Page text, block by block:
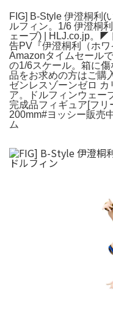
FIG] B-Style 伊澄桐利(
ルフィン。1/6 伊澄桐
ェーブ) | HLJ.co.jp。
告PV『伊澄桐利（ホワ
Amazonタイムセール
の1/6スケール。箱に
品をお求めの方はご購
ゼンレスゾーンゼロ カ
ア。ドルフィンウェー
完成品フィギュア[フ
200mm#ヨッシー販売
ム